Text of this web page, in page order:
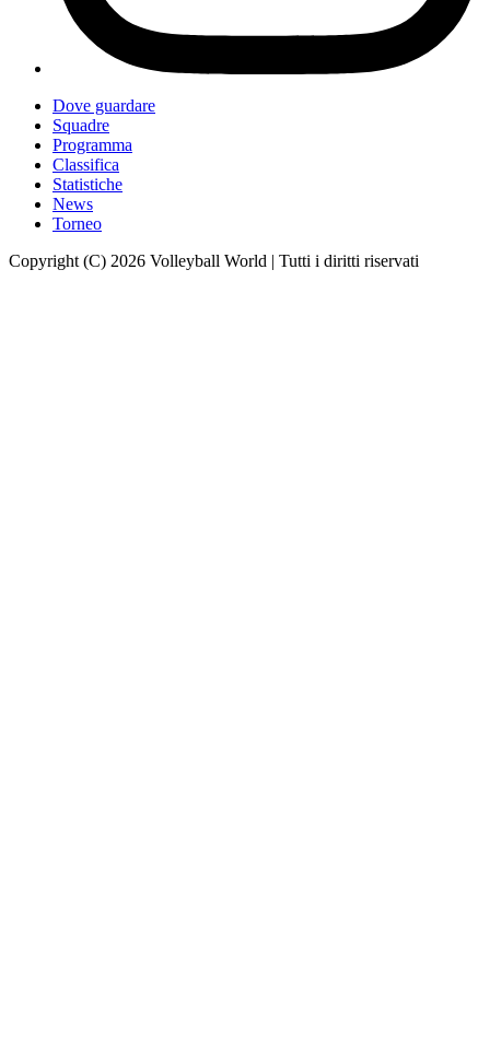
Dove guardare
Squadre
Programma
Classifica
Statistiche
News
Torneo
Copyright (C) 2026 Volleyball World | Tutti i diritti riservati